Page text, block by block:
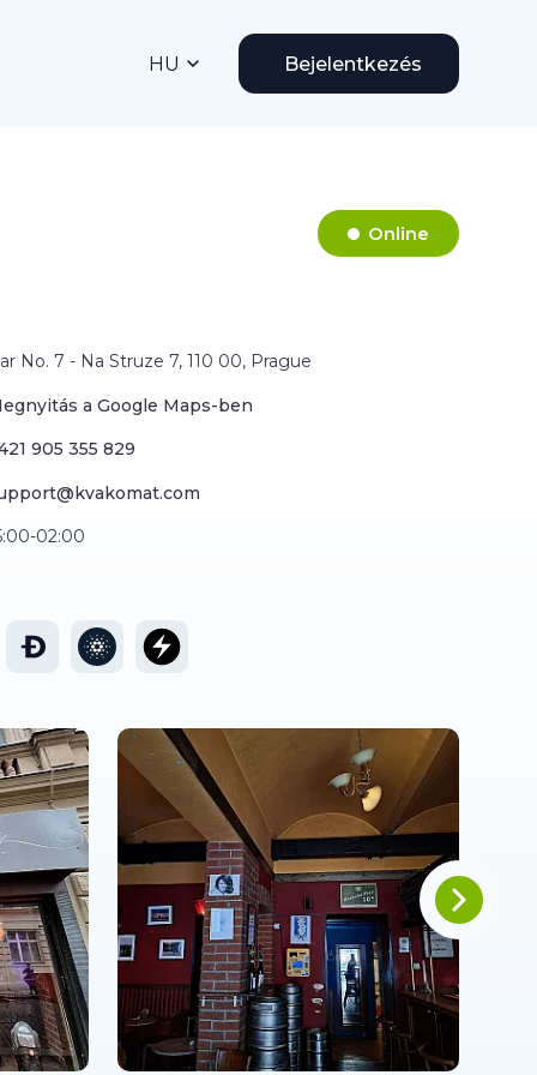
HU Bejelentkezés
Online
No. 7 - Na Struze 7, 110 00, Prague
a Google Maps-ben
905 355 829
02:00